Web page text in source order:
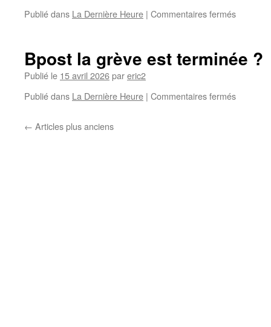
Publié dans La Dernière Heure | Commentaires fermés
Bpost la grève est terminée ?
Publié le 15 avril 2026pareric2
Publié dans La Dernière Heure | Commentaires fermés
← Articles plus anciens